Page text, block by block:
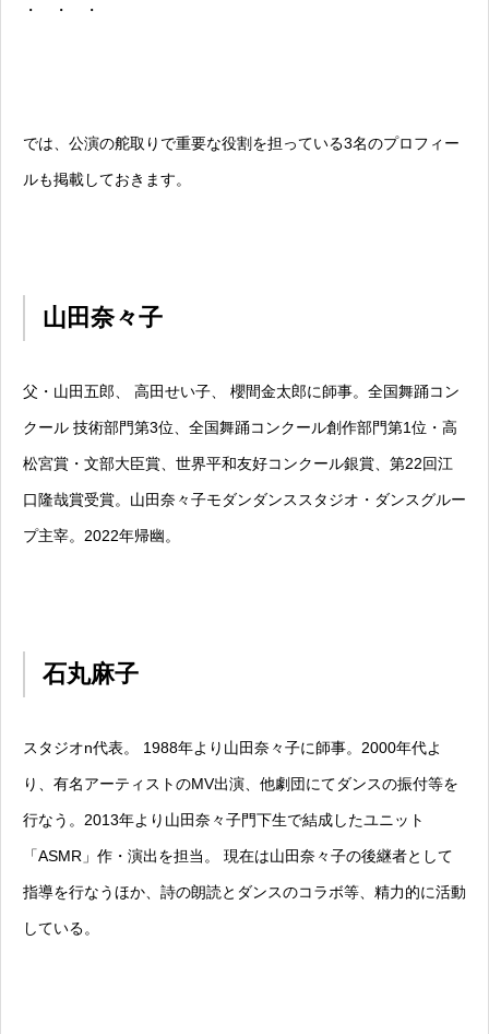
・ ・ ・
では、公演の舵取りで重要な役割を担っている3名のプロフィー
ルも掲載しておきます。
山田奈々子
父・山田五郎、 高田せい子、 櫻間金太郎に師事。全国舞踊コン
クール 技術部門第3位、全国舞踊コンクール創作部門第1位・高
松宮賞・文部大臣賞、世界平和友好コンクール銀賞、第22回江
口隆哉賞受賞。山田奈々子モダンダンススタジオ・ダンスグルー
プ主宰。2022年帰幽。
石丸麻子
スタジオn代表。 1988年より山田奈々子に師事。2000年代よ
り、有名アーティストのMV出演、他劇団にてダンスの振付等を
行なう。2013年より山田奈々子門下生で結成したユニット
「ASMR」作・演出を担当。 現在は山田奈々子の後継者として
指導を行なうほか、詩の朗読とダンスのコラボ等、精力的に活動
している。